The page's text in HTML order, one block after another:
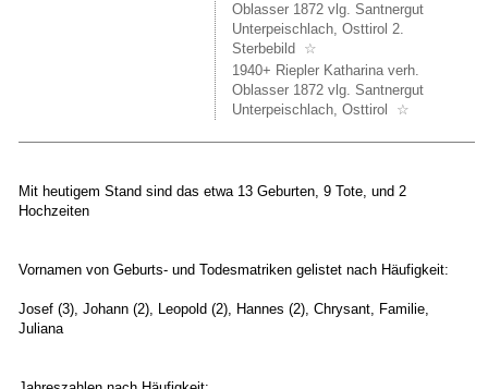
in
Bauer
Oblasser 1872 vlg. Santnergut
Unterpeischlach, Osttirol 2.
Sterbebild
☆
1940+ Riepler Katharina verh.
Oblasser 1872 vlg. Santnergut
Unterpeischlach, Osttirol
☆
Mit heutigem Stand sind das etwa 13 Geburten, 9 Tote, und 2
Hochzeiten
Vornamen von Geburts- und Todesmatriken gelistet nach Häufigkeit:
Josef (3), Johann (2), Leopold (2), Hannes (2), Chrysant, Familie,
Juliana